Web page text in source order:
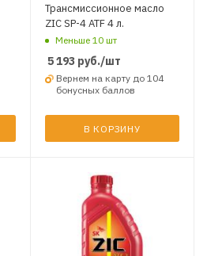
Трансмиссионное масло
ZIC SP-4 ATF 4 л.
Меньше 10 шт
5 193 руб./шт
Вернем на карту до 104
бонусных баллов
В КОРЗИНУ